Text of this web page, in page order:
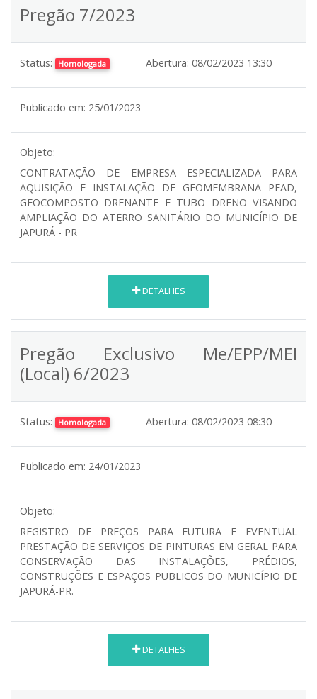
Pregão 7/2023
Status: Homologada Abertura: 08/02/2023 13:30
Publicado em: 25/01/2023
Objeto:
CONTRATAÇÃO DE EMPRESA ESPECIALIZADA PARA
AQUISIÇÃO E INSTALAÇÃO DE GEOMEMBRANA PEAD,
GEOCOMPOSTO DRENANTE E TUBO DRENO VISANDO
AMPLIAÇÃO DO ATERRO SANITÁRIO DO MUNICÍPIO DE
JAPURÁ - PR
DETALHES
Pregão Exclusivo Me/EPP/MEI
(Local) 6/2023
Status: Homologada Abertura: 08/02/2023 08:30
Publicado em: 24/01/2023
Objeto:
REGISTRO DE PREÇOS PARA FUTURA E EVENTUAL
PRESTAÇÃO DE SERVIÇOS DE PINTURAS EM GERAL PARA
CONSERVAÇÃO DAS INSTALAÇÕES, PRÉDIOS,
CONSTRUÇÕES E ESPAÇOS PUBLICOS DO MUNICÍPIO DE
JAPURÁ-PR.
DETALHES